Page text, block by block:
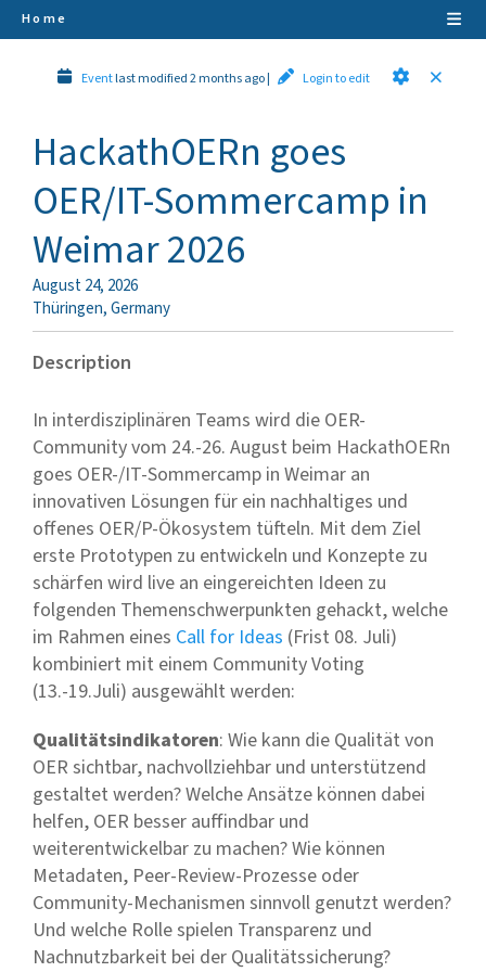
Home
Eventlast modified 2 months ago| Login to edit
HackathOERn goes
OER/IT-Sommercamp in
Weimar 2026
August 24, 2026
Thüringen,Germany
Description
In interdisziplinären Teams wird die OER-
Community vom 24.-26. August beim HackathOERn
goes OER-/IT-Sommercamp in Weimar an
innovativen Lösungen für ein nachhaltiges und
offenes OER/P-Ökosystem tüfteln. Mit dem Ziel
erste Prototypen zu entwickeln und Konzepte zu
schärfen wird live an eingereichten Ideen zu
folgenden Themenschwerpunkten gehackt, welche
im Rahmen eines Call for Ideas (Frist 08. Juli)
kombiniert mit einem Community Voting
(13.-19.Juli) ausgewählt werden:
Qualitätsindikatoren: Wie kann die Qualität von
OER sichtbar, nachvollziehbar und unterstützend
gestaltet werden? Welche Ansätze können dabei
helfen, OER besser auffindbar und
weiterentwickelbar zu machen? Wie können
Metadaten, Peer-Review-Prozesse oder
Community-Mechanismen sinnvoll genutzt werden?
Und welche Rolle spielen Transparenz und
Nachnutzbarkeit bei der Qualitätssicherung?